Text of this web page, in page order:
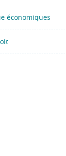
économiques